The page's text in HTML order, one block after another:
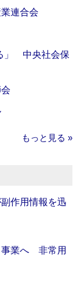
連合会
」 中央社会保
もっと見る »
作用情報を迅
事業へ 非常用